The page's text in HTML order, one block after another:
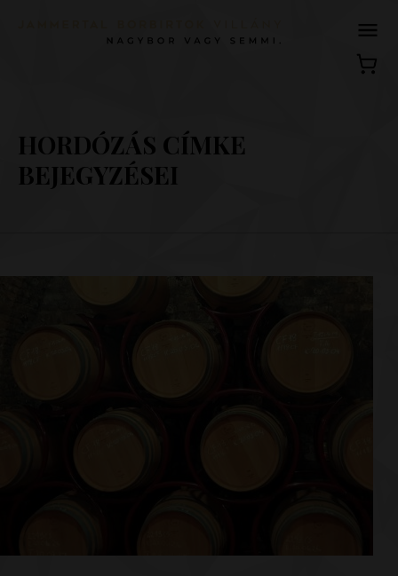
HORDÓZÁS CÍMKE
BEJEGYZÉSEI